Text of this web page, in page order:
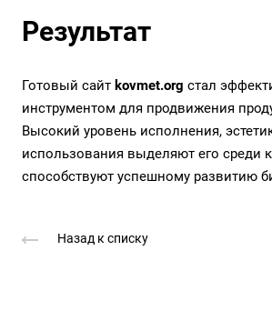
Результат
Готовый сайт kovmet.org стал
инструментом для продвижения
Высокий уровень исполнения,
использования выделяют его среди
способствуют успешному развитию
Назад к списку